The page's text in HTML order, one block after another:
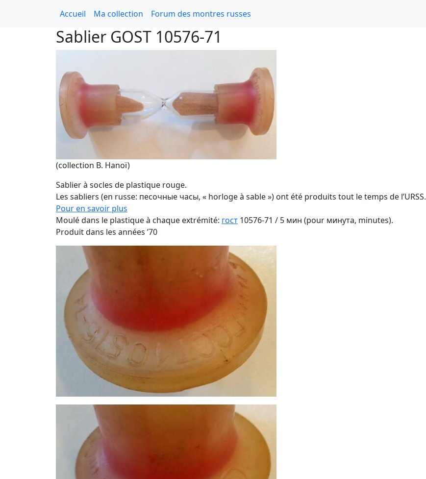
Accueil Ma collection Forum des montres russes
Sablier GOST 10576-71
(collection B. Hanoï)
Sablier à socles de plastique rouge.
Les sabliers (en russe: песочные часы, « horloge à sable ») ont été produits tout le temps de l’URSS.
Pour en savoir plus
Moulé dans le plastique à chaque extrémité: гост 10576-71 / 5 мин (pour минута, minutes).
Produit dans les années ’70